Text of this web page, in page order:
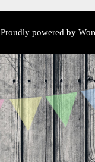
Proudly powered by